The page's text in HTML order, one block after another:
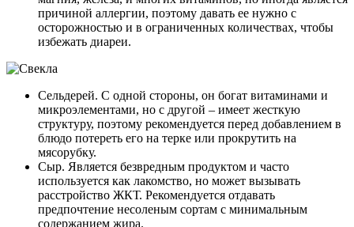
причиной аллергии, поэтому давать ее нужно с
осторожностью и в ограниченных количествах, чтобы
избежать диареи.
Сельдерей. С одной стороны, он богат витаминами и
микроэлементами, но с другой – имеет жесткую
структуру, поэтому рекомендуется перед добавлением в
блюдо потереть его на терке или прокрутить на
мясорубку.
Сыр. Является безвредным продуктом и часто
используется как лакомство, но может вызывать
расстройство ЖКТ. Рекомендуется отдавать
предпочтение несоленым сортам с минимальным
содержанием жира.